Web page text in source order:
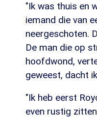
"Ik was thuis en
iemand die van
neergeschoten.
De man die op
hoofdwond,
geweest, dacht
"Ik heb eerst
even rustig